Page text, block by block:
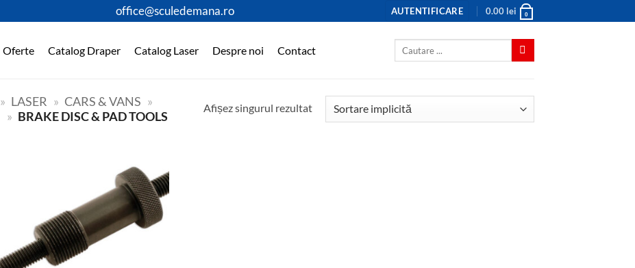
office@sculedemana.ro AUTENTIFICARE 0.00 lei 0
Oferte Catalog Draper Catalog Laser Despre noi Contact
» LASER » CARS & VANS »
» BRAKE DISC & PAD TOOLS
Afișez singurul rezultat